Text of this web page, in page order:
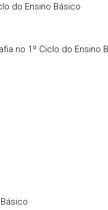
do Ensino Básico
no 1º Ciclo do Ensino